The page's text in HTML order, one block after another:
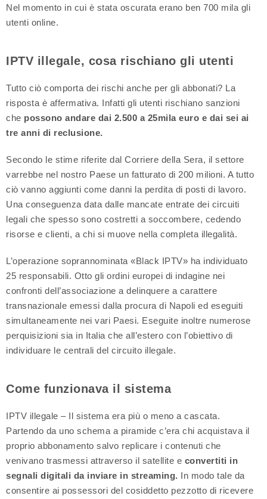
Nel momento in cui è stata oscurata erano ben 700 mila gli
utenti online.
IPTV illegale, cosa rischiano gli utenti
Tutto ciò comporta dei rischi anche per gli abbonati? La
risposta è affermativa. Infatti gli utenti rischiano sanzioni
che possono andare dai 2.500 a 25mila euro e dai sei ai
tre anni di reclusione.
Secondo le stime riferite dal Corriere della Sera, il settore
varrebbe nel nostro Paese un fatturato di 200 milioni. A tutto
ciò vanno aggiunti come danni la perdita di posti di lavoro.
Una conseguenza data dalle mancate entrate dei circuiti
legali che spesso sono costretti a soccombere, cedendo
risorse e clienti, a chi si muove nella completa illegalità.
L’operazione soprannominata «Black IPTV» ha individuato
25 responsabili. Otto gli ordini europei di indagine nei
confronti dell’associazione a delinquere a carattere
transnazionale emessi dalla procura di Napoli ed eseguiti
simultaneamente nei vari Paesi. Eseguite inoltre numerose
perquisizioni sia in Italia che all’estero con l’obiettivo di
individuare le centrali del circuito illegale.
Come funzionava il sistema
IPTV illegale – Il sistema era più o meno a cascata.
Partendo da uno schema a piramide c’era chi acquistava il
proprio abbonamento salvo replicare i contenuti che
venivano trasmessi attraverso il satellite e convertiti in
segnali digitali da inviare in streaming. In modo tale da
consentire ai possessori del cosiddetto pezzotto di ricevere